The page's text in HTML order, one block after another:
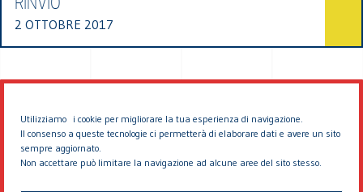
Utilizziamo i cookie per migliorare la tua esperienza di navigazione.
Il consenso a queste tecnologie ci permetterà di elaborare dati e avere un sito
sempre aggiornato.
Non accettare può limitare la navigazione ad alcune aree del sito stesso.
2 OTTOBRE 2017